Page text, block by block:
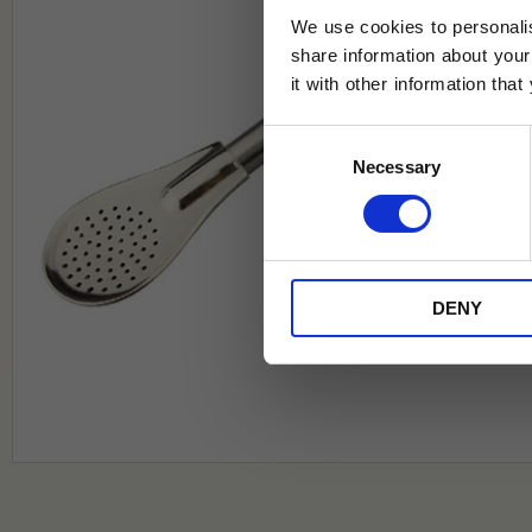
We use cookies to
share information about
it with other information that
Consent
Selection
Necessary
DENY
Jag samtycker till Tehuset Javas
* Rabatten gäller endast online på
på ordinarie priser och kan ej